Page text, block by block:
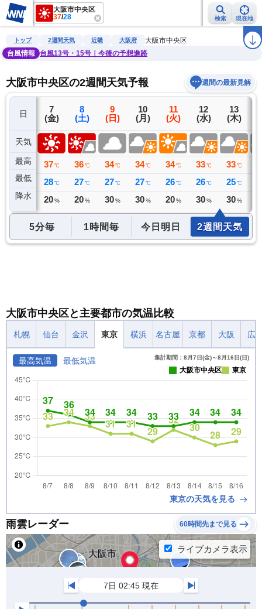
大阪市中央区
37/28 検索 現在地
雨雲レーダー 台風情報 地震情報 警報・注意報 ラ
トップ 2週間天気 近畿 大阪府
大阪市中央区
台風情報
台風13号・15号｜今後の予想進路
大阪市中央区の2週間天気予報 週間の最新見解
日
天気
最高
最低
降水
6
(木)
35 ℃
28 ℃
0 ミリ
7
(金)
37 ℃
28 ℃
20 %
8
(土)
36 ℃
27 ℃
20 %
9
(日)
34 ℃
27 ℃
30 %
10
(月)
34 ℃
27 ℃
30 %
11
(火)
34 ℃
26 ℃
20 %
12
(水)
33 ℃
26 ℃
30 %
13
(木)
33 ℃
25 ℃
30 %
5分毎 1時間毎 今日明日 2週間天気
大阪市中央区と主要都市の気温比較
札幌 仙台 金沢 東京 横浜 名古屋 京都 大阪 広
最高気温 最低気温 集計期間：8月7日(金)～8月16日(日)
大阪市中央区 東京
東京の天気を見る
雨雲レーダー 60時間先まで見る